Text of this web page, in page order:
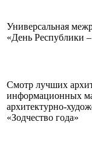
Универсальная
«День Республики
Смотр лучших
информационных
архитектурно-
«Зодчество года»